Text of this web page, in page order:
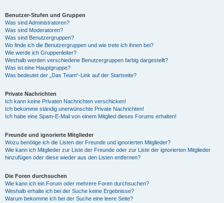
Benutzer-Stufen und Gruppen
Was sind Administratoren?
Was sind Moderatoren?
Was sind Benutzergruppen?
Wo finde ich die Benutzergruppen und wie trete ich ihnen bei?
Wie werde ich Gruppenleiter?
Weshalb werden verschiedene Benutzergruppen farbig dargestellt?
Was ist eine Hauptgruppe?
Was bedeutet der „Das Team“-Link auf der Startseite?
Private Nachrichten
Ich kann keine Privaten Nachrichten verschicken!
Ich bekomme ständig unerwünschte Private Nachrichten!
Ich habe eine Spam-E-Mail von einem Mitglied dieses Forums erhalten!
Freunde und ignorierte Mitglieder
Wozu benötige ich die Listen der Freunde und ignorierten Mitglieder?
Wie kann ich Mitglieder zur Liste der Freunde oder zur Liste der ignorierten Mitglieder
hinzufügen oder diese wieder aus den Listen entfernen?
Die Foren durchsuchen
Wie kann ich ein Forum oder mehrere Foren durchsuchen?
Weshalb erhalte ich bei der Suche keine Ergebnisse?
Warum bekomme ich bei der Suche eine leere Seite?